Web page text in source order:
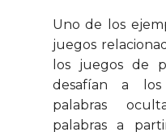
Uno de los
juegos
los juegos de
desafían a
palabras
palabras a